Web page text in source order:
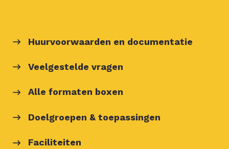
Huurvoorwaarden en documentatie
Veelgestelde vragen
Alle formaten boxen
Doelgroepen & toepassingen
Faciliteiten